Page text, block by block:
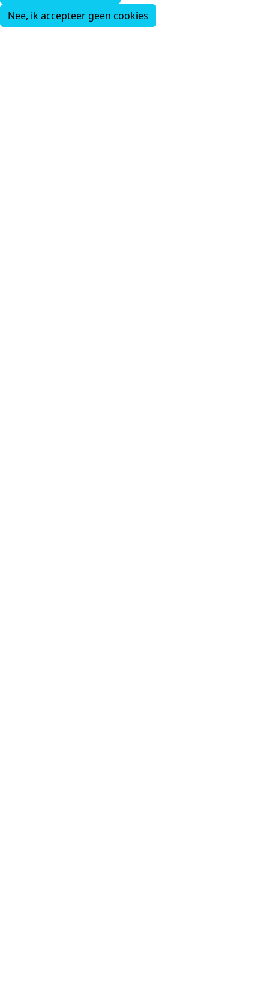
Nee, ik accepteer geen cookies